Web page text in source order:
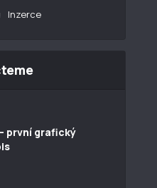
Inzerce
první grafický